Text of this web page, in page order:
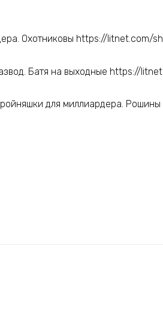
Охотниковы https://litnet.com/
Батя на выходные https://
для миллиардера.